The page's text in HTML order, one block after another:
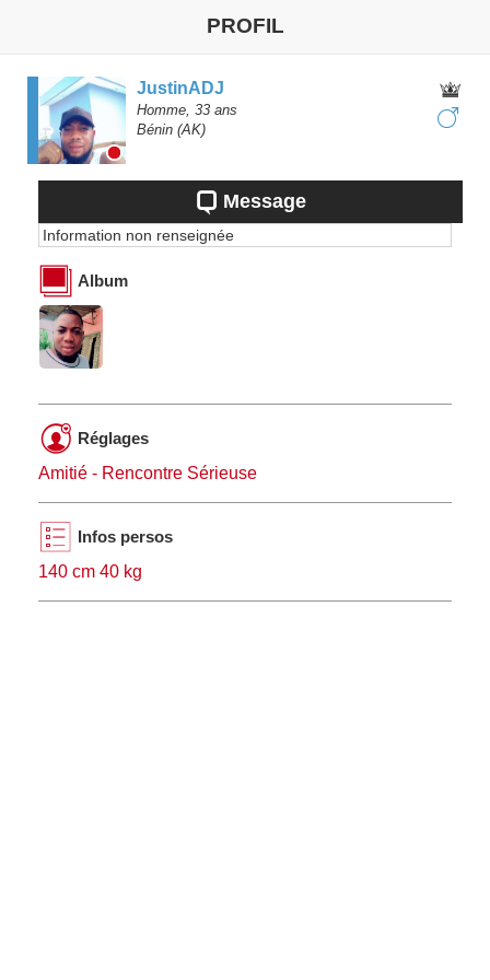
PROFIL
JustinADJ
Homme, 33 ans
Bénin (AK)
Message
Information non renseignée
Album
Réglages
Amitié - Rencontre Sérieuse
Infos persos
140 cm 40 kg